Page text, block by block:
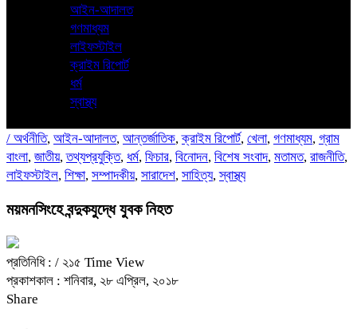
আইন-আদালত
গণমাধ্যম
লাইফস্টাইল
ক্রাইম রিপোর্ট
ধর্ম
স্বাস্থ্য
/ অর্থনীতি, আইন-আদালত, আন্তর্জাতিক,ক্রাইম রিপোর্ট, খেলা, গণমাধ্যম, গ্রাম
বাংলা, জাতীয়,তথ্যপ্রযুক্তি, ধর্ম, ফিচার, বিনোদন, বিশেষ সংবাদ, মতামত, রাজনীতি,
লাইফস্টাইল, শিক্ষা, সম্পাদকীয়, সারাদেশ, সাহিত্য,স্বাস্থ্য
ময়মনসিংহে বন্দুকযুদ্ধে যুবক নিহত
প্রতিনিধি : / ২১৫ Time View
প্রকাশকাল : শনিবার, ২৮ এপ্রিল, ২০১৮
Share